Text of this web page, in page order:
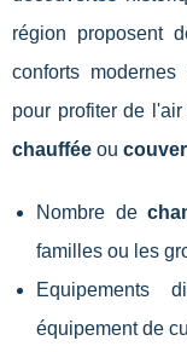
région proposent
conforts
pour profiter de
chauffée ou
Nombre de
familles ou les
Equipements
équipement de